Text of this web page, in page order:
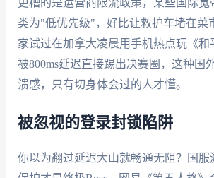
类为"低优先级"，好比让救护车堵在菜
家试过在加拿大凌晨用手机热点玩《和
被800ms延迟直接踢出决赛圈，这种国
溃感，只有切身体会过的人才懂。
被忽视的登录封锁陷阱
你以为翻过延迟大山就畅通无阻？国服